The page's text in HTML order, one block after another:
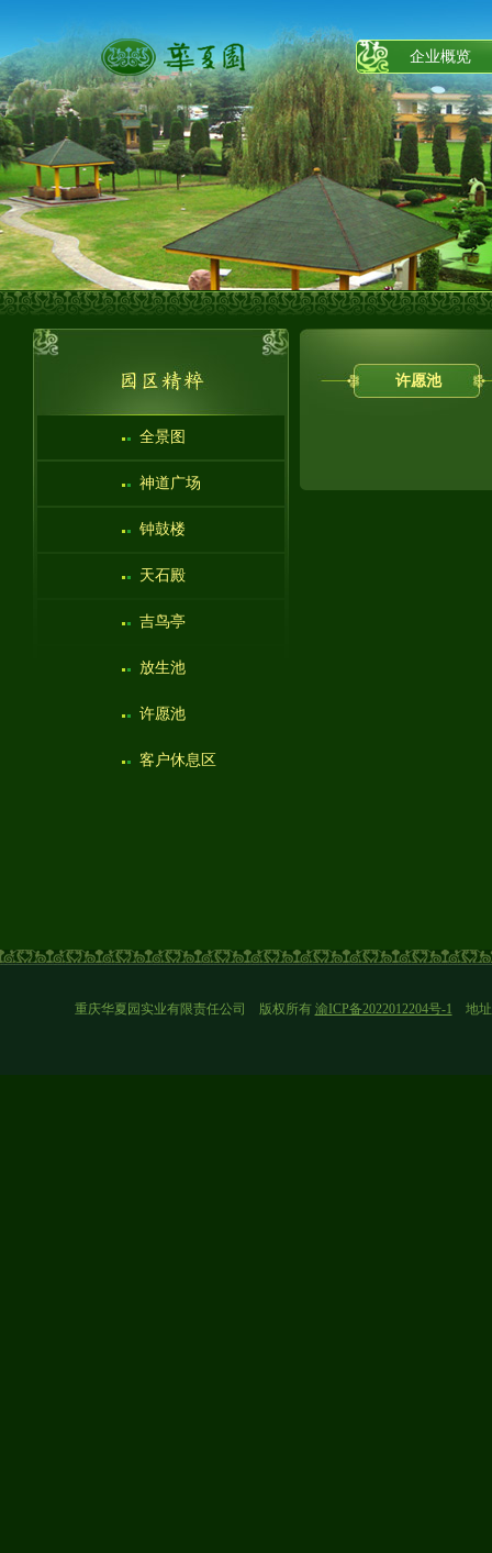
企业概览
全景图
神道广场
钟鼓楼
天石殿
吉鸟亭
放生池
许愿池
客户休息区
许愿池
重庆华夏园实业有限责任公司 版权所有 渝ICP备2022012204号-1 地址